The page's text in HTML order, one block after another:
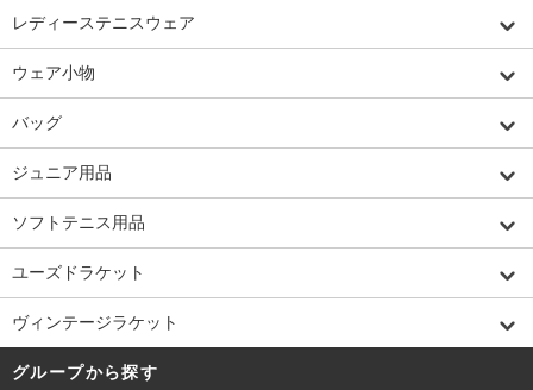
レディーステニスウェア
ウェア小物
バッグ
ジュニア用品
ソフトテニス用品
ユーズドラケット
ヴィンテージラケット
グループから探す